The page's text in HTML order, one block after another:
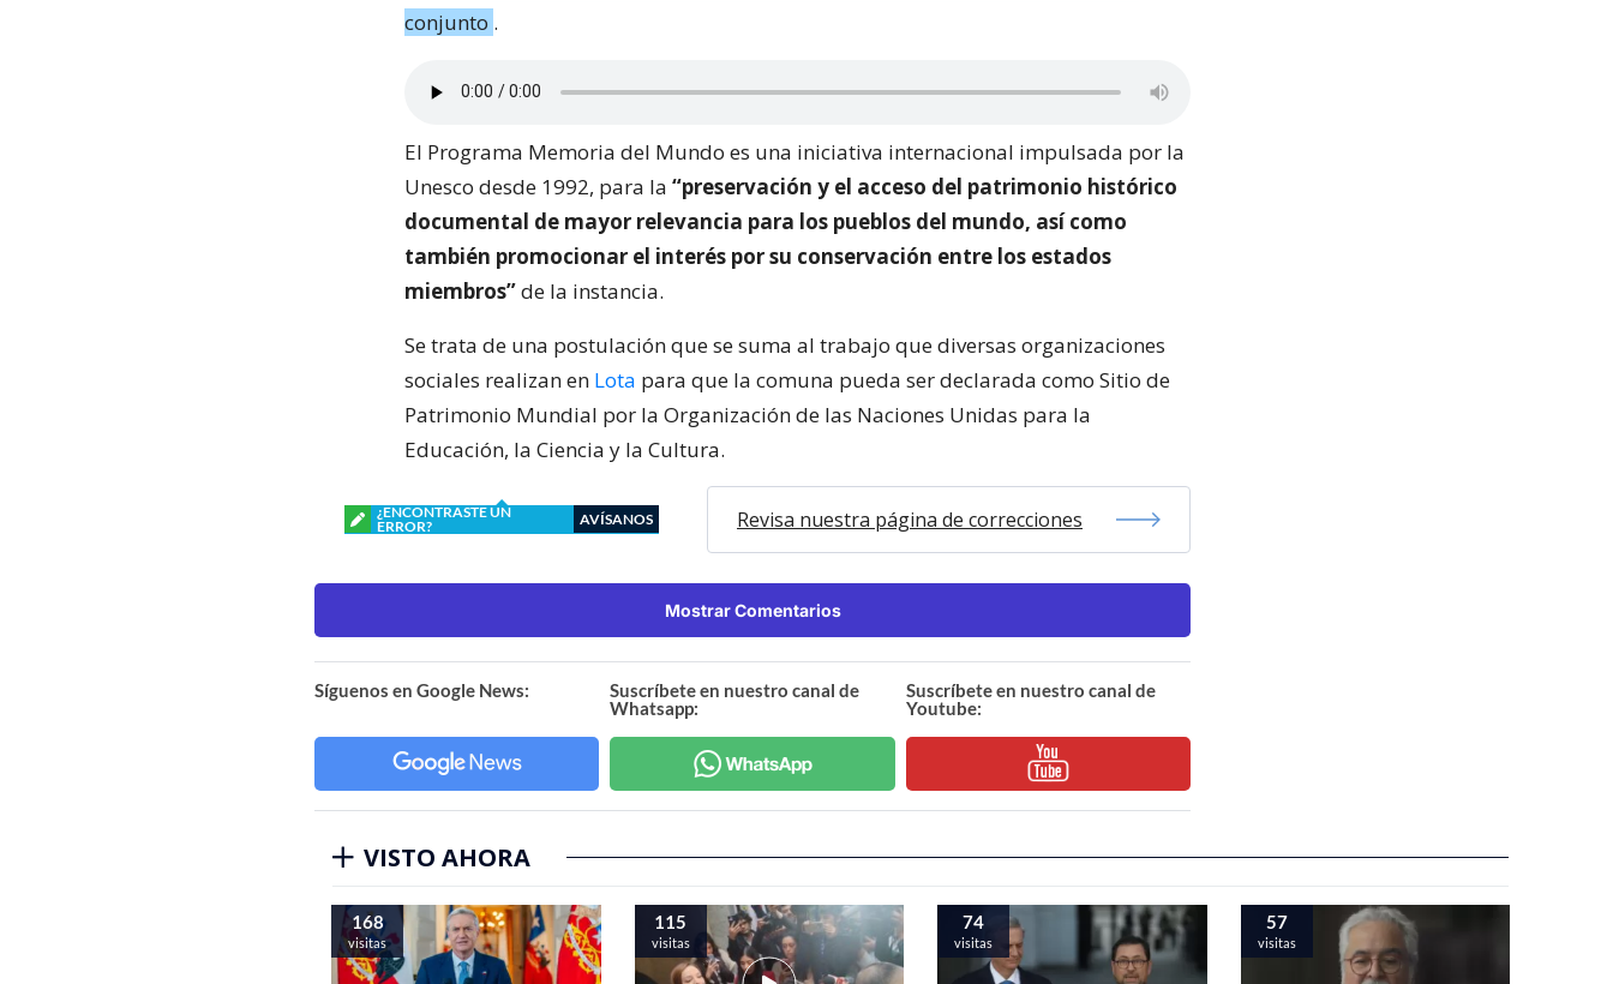
conjunto .
El Programa Memoria del Mundo es una iniciativa internacional impulsada por la
Unesco desde 1992, para la “preservación y el acceso del patrimonio histórico
documental de mayor relevancia para los pueblos del mundo, así como
también promocionar el interés por su conservación entre los estados
miembros”de la instancia.
Se trata de una postulación que se suma al trabajo que diversas organizaciones
sociales realizan en Lota para que la comuna pueda ser declarada como Sitio de
Patrimonio Mundial por la Organización de las Naciones Unidas para la
Educación, la Ciencia y la Cultura.
¿ENCONTRASTE UN
ERROR?
AVÍSANOS Revisa nuestra página de correcciones
Mostrar Comentarios
Síguenos en Google News:
Suscríbete en nuestro canal de
Whatsapp:
Suscríbete en nuestro canal de
Youtube:
VISTO AHORA
168
visitas
115
visitas
74
visitas
57
visitas